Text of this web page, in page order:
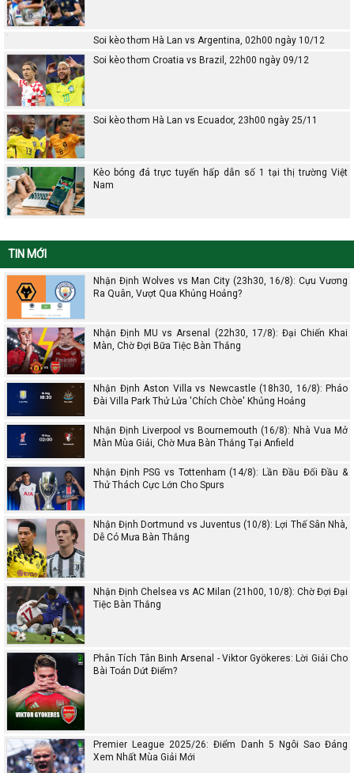
Soi kèo thơm Hà Lan vs Argentina, 02h00 ngày 10/12
Soi kèo thơm Croatia vs Brazil, 22h00 ngày 09/12
Soi kèo thơm Hà Lan vs Ecuador, 23h00 ngày 25/11
Kèo bóng đá trực tuyến hấp dẫn số 1 tại thị trường Việt
Nam
TIN MỚI
Nhận Định Wolves vs Man City (23h30, 16/8): Cựu Vương
Ra Quân, Vượt Qua Khủng Hoảng?
Nhận Định MU vs Arsenal (22h30, 17/8): Đại Chiến Khai
Màn, Chờ Đợi Bữa Tiệc Bàn Thắng
Nhận Định Aston Villa vs Newcastle (18h30, 16/8): Pháo
Đài Villa Park Thử Lửa 'Chích Chòe' Khủng Hoảng
Nhận Định Liverpool vs Bournemouth (16/8): Nhà Vua Mở
Màn Mùa Giải, Chờ Mưa Bàn Thắng Tại Anfield
Nhận Định PSG vs Tottenham (14/8): Lần Đầu Đối Đầu &
Thử Thách Cực Lớn Cho Spurs
Nhận Định Dortmund vs Juventus (10/8): Lợi Thế Sân Nhà,
Dễ Có Mưa Bàn Thắng
Nhận Định Chelsea vs AC Milan (21h00, 10/8): Chờ Đợi Đại
Tiệc Bàn Thắng
Phân Tích Tân Binh Arsenal - Viktor Gyökeres: Lời Giải Cho
Bài Toán Dứt Điểm?
Premier League 2025/26: Điểm Danh 5 Ngôi Sao Đáng
Xem Nhất Mùa Giải Mới